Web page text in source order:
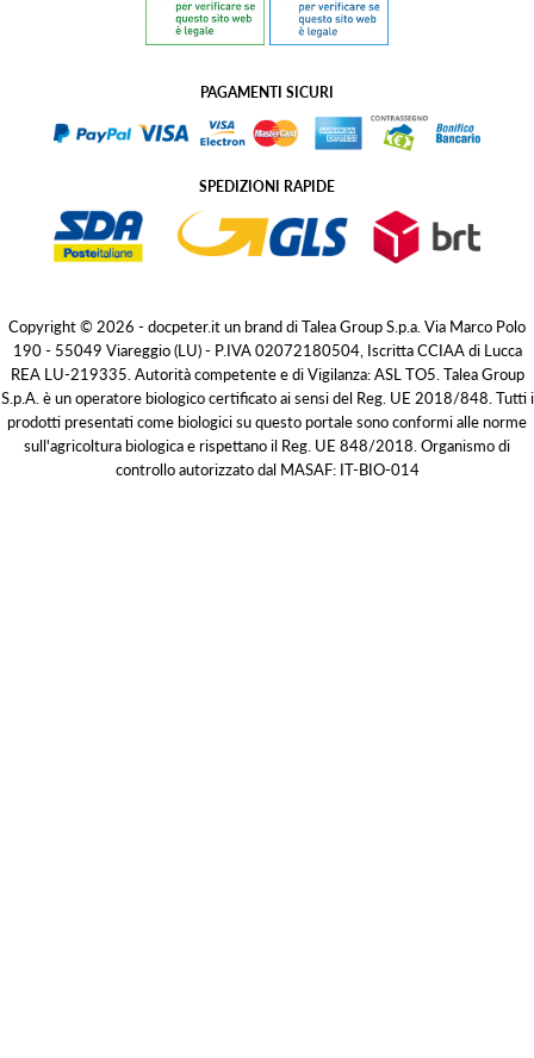
PAGAMENTI SICURI
SPEDIZIONI RAPIDE
Copyright © 2026 - docpeter.it un brand di Talea Group S.p.a. Via Marco Polo
190 - 55049 Viareggio (LU) - P.IVA 02072180504, Iscritta CCIAA di Lucca
REA LU-219335. Autorità competente e di Vigilanza: ASL TO5. Talea Group
S.p.A. è un operatore biologico certificato ai sensi del Reg. UE 2018/848. Tutti i
prodotti presentati come biologici su questo portale sono conformi alle norme
sull'agricoltura biologica e rispettano il Reg. UE 848/2018. Organismo di
controllo autorizzato dal MASAF: IT-BIO-014